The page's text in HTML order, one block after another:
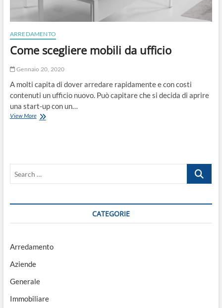
ARREDAMENTO
Come scegliere mobili da ufficio
Gennaio 20, 2020
A molti capita di dover arredare rapidamente e con costi
contenuti un ufficio nuovo. Può capitare che si decida di aprire
una start-up con un…
View MoreCome
Search
CATEGORIE
Arredamento
Aziende
Generale
Immobiliare